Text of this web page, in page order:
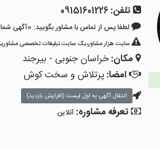
تلفن: 09151601226
لطفا پس از تماس با مشاور بگویید: «آگهی شما را در
سایت هزار مشاور،یک سایت تبلیغات تخصصی
مکان:خراسان جنوبی - بیرجند
امضا: پرتلاش و سخت کوش
انتقال آگهی به اول لیست (افزایش بازدید)
تعرفه مشاوره:آنلاین